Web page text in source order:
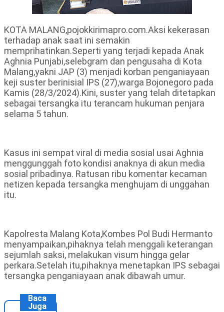
KOTA MALANG,pojokkirimapro.com.Aksi kekerasan
terhadap anak saat ini semakin
memprihatinkan.Seperti yang terjadi kepada Anak
Aghnia Punjabi,selebgram dan pengusaha di Kota
Malang,yakni JAP (3) menjadi korban penganiayaan
keji suster berinisial IPS (27),warga Bojonegoro pada
Kamis (28/3/2024).Kini, suster yang telah ditetapkan
sebagai tersangka itu terancam hukuman penjara
selama 5 tahun.
Kasus ini sempat viral di media sosial usai Aghnia
menggunggah foto kondisi anaknya di akun media
sosial pribadinya. Ratusan ribu komentar kecaman
netizen kepada tersangka menghujam di unggahan
itu.
Kapolresta Malang Kota,Kombes Pol Budi Hermanto
menyampaikan,pihaknya telah menggali keterangan
sejumlah saksi, melakukan visum hingga gelar
perkara.Setelah itu,pihaknya menetapkan IPS sebagai
tersangka penganiayaan anak dibawah umur.
Baca
Juga